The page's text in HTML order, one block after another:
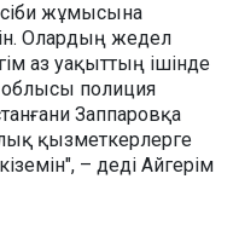
жұмысына
Олардың жедел
аз уақыттың ішінде
облысы полиция
Заппаровқа
қызметкерлерге
– деді Айгерім